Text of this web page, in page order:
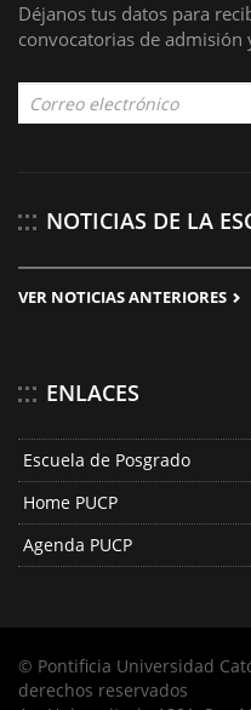
Déjanos tus datos para
convocatorias de admisión
NOTICIAS DE LA
VER NOTICIAS ANTERIORES
ENLACES
Escuela de Posgrado
Home PUCP
Agenda PUCP
© Pontificia Universidad
derechos reservados